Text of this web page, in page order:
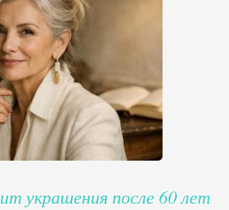
украшения после 60 лет